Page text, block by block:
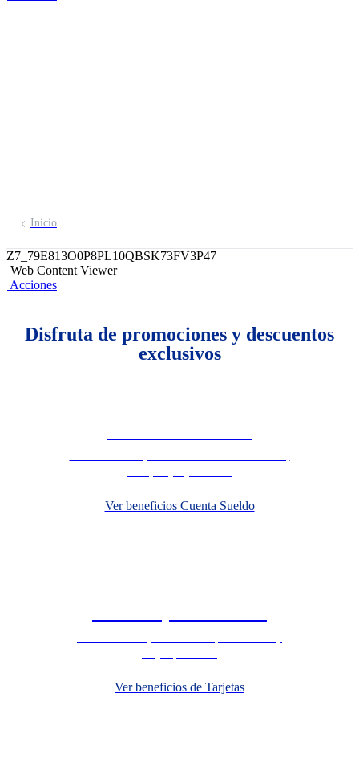
Inicio
Z7_79E813O0P8PL10QBSK73FV3P47
Web Content Viewer
Acciones
Disfruta de promociones y descuentos
exclusivos
Ver beneficios Cuenta Sueldo
Ver beneficios de Tarjetas